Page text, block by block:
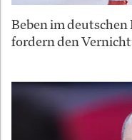
Beben im
fordern den